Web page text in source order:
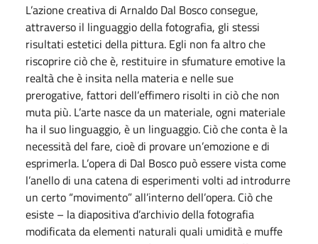
L’azione creativa di Arnaldo Dal Bosco consegue,
attraverso il linguaggio della fotografia, gli stessi
risultati estetici della pittura. Egli non fa altro che
riscoprire ciò che è, restituire in sfumature emotive la
realtà che è insita nella materia e nelle sue
prerogative, fattori dell’effimero risolti in ciò che non
muta più. L’arte nasce da un materiale, ogni materiale
ha il suo linguaggio, è un linguaggio. Ciò che conta è la
necessità del fare, cioè di provare un’emozione e di
esprimerla. L’opera di Dal Bosco può essere vista come
l’anello di una catena di esperimenti volti ad introdurre
un certo “movimento” all’interno dell’opera. Ciò che
esiste – la diapositiva d’archivio della fotografia
modificata da elementi naturali quali umidità e muffe